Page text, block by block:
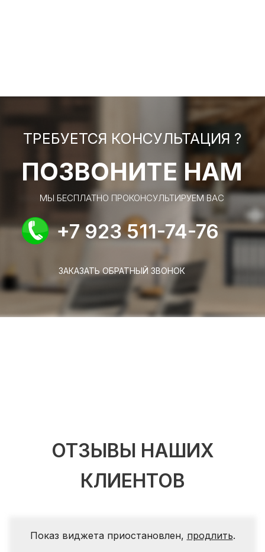
ТРЕБУЕТСЯ КОНСУЛЬТАЦИЯ ?
ПОЗВОНИТЕ НАМ
МЫ БЕСПЛАТНО ПРОКОНСУЛЬТИРУЕМ ВАС
+7 923 511-74-76
ЗАКАЗАТЬ ОБРАТНЫЙ ЗВОНОК
ОТЗЫВЫ НАШИХ
КЛИЕНТОВ
Показ виджета приостановлен, продлить.